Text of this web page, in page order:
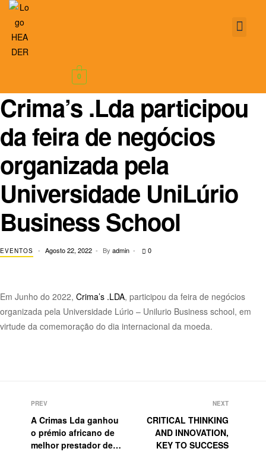
0
Crima’s .Lda participou
da feira de negócios
organizada pela
Universidade UniLúrio
Business School
EVENTOS Agosto 22, 2022 By admin 0
Em Junho do 2022, Crima’s .LDA, participou da feira de negócios
organizada pela Universidade Lúrio – Unilurio Business school, em
virtude da comemoração do dia internacional da moeda.
PREV
A Crimas Lda ganhou
o prémio africano de
melhor prestador de
NEXT
CRITICAL THINKING
AND INNOVATION,
KEY TO SUCCESS